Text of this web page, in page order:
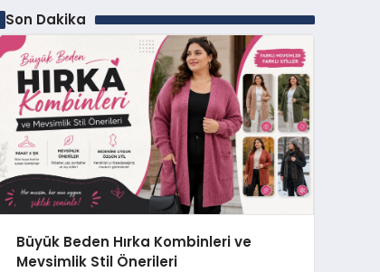
Son Dakika
Büyük Beden Hırka Kombinleri ve
Mevsimlik Stil Önerileri